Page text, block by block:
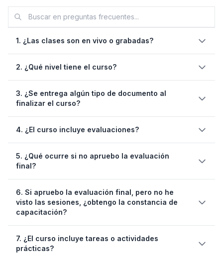
1. ¿Las clases son en vivo o grabadas?
finalizado el curso
2. ¿Qué nivel tiene el curso?
3. ¿Se entrega algún tipo de documento al
finalizar el curso?
capacitación digital emitida por Predictiva21
4. ¿El curso incluye evaluaciones?
5. ¿Qué ocurre si no apruebo la evaluación
final?
volver a inscribirse
en el curso
6. Si apruebo la evaluación final, pero no he
visto las sesiones, ¿obtengo la constancia de
capacitación?
completado la totalidad de las
sesiones del curso
7. ¿El curso incluye tareas o actividades
prácticas?